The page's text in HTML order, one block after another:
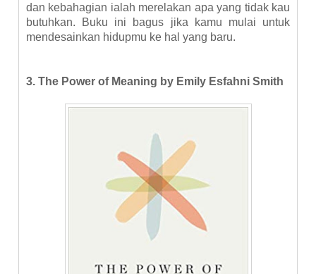
dan kebahagian ialah merelakan apa yang tidak kau
butuhkan. Buku ini bagus jika kamu mulai untuk
mendesainkan hidupmu ke hal yang baru.
3. The Power of Meaning by Emily Esfahni Smith